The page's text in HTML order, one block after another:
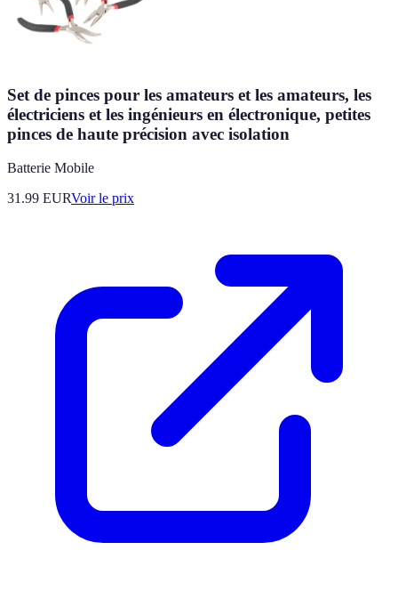
Set de pinces pour les amateurs et les amateurs, les
électriciens et les ingénieurs en électronique, petites
pinces de haute précision avec isolation
Batterie Mobile
31.99 EURVoir le prix